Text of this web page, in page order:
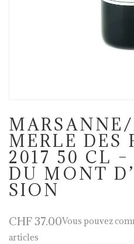
MERLE DES
2017 50 CL
DU MONT
SION
CHF37.00Vous pouvez
articles